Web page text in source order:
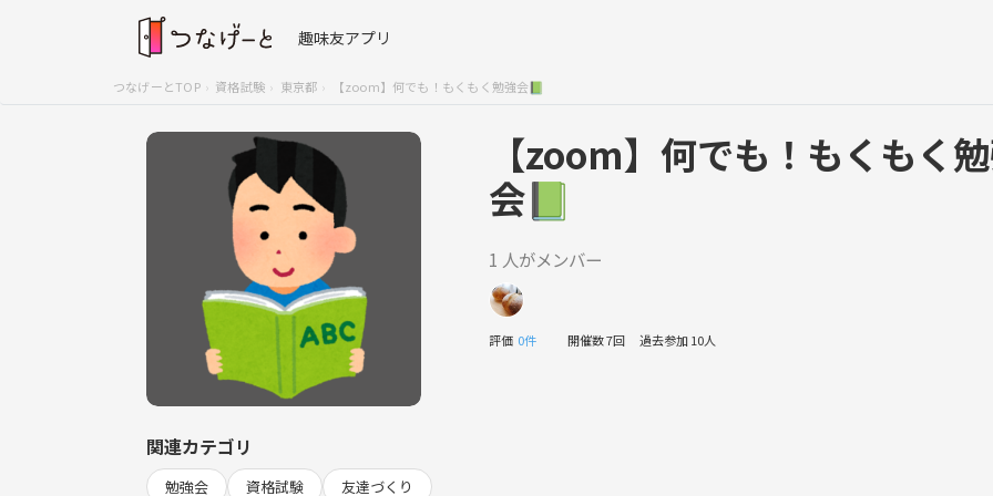
趣味友アプリ
つなげーとTOP 資格試験 東京都 【zoom】何でも！もくもく勉強会📗
【zoom】何でも！もくもく
会📗
1 人がメンバー
評価 0件 開催数 7回 過去参加 10人
関連カテゴリ
勉強会 資格試験 友達づくり